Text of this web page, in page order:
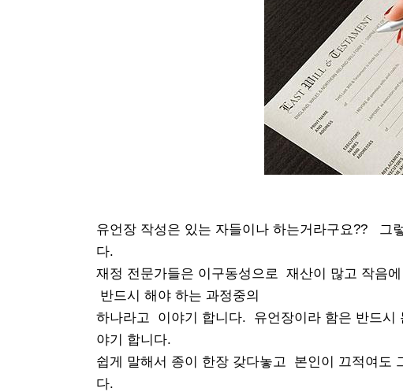
유언장 작성은 있는 자들이나 하는거라구요?? 그
다.
재정 전문가들은 이구동성으로 재산이 많고 작음
반드시 해야 하는 과정중의
하나라고 이야기 합니다. 유언장이라 함은 반드시
야기 합니다.
쉽게 말해서 종이 한장 갖다놓고 본인이 끄적여도
다.